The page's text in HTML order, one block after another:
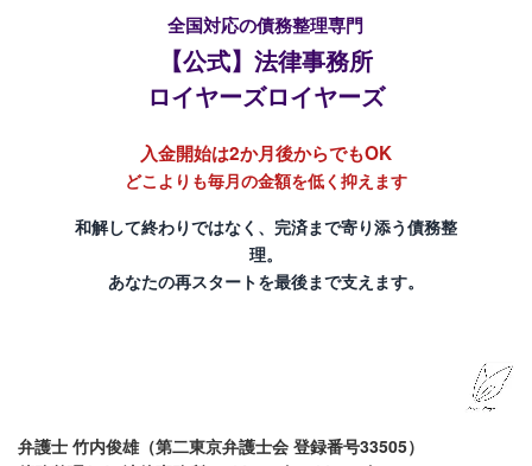
全国対応の債務整理専門
【公式】法律事務所
ロイヤーズロイヤーズ
入金開始は2か月後からでもOK
どこよりも毎月の金額を低く抑えます
和解して終わりではなく、完済まで寄り添う債務整
理。
あなたの再スタートを最後まで支えます。
弁護士 竹内俊雄（第二東京弁護士会 登録番号33505）